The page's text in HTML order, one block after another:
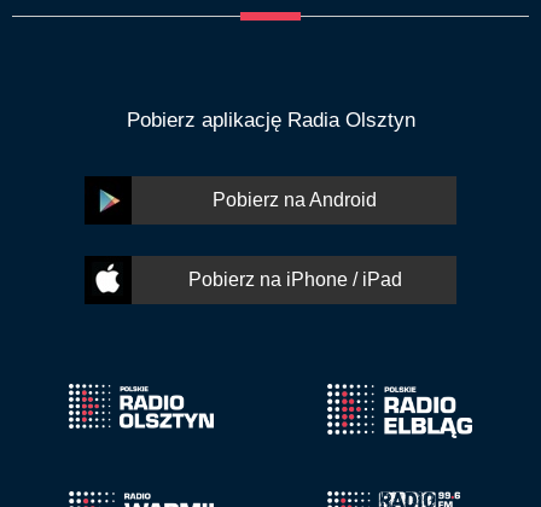
Pobierz aplikację Radia Olsztyn
Pobierz na Android
Pobierz na iPhone / iPad